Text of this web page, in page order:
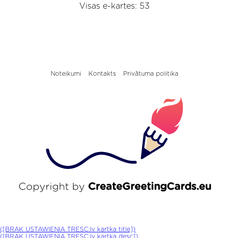
Visas e-kartes: 53
Noteikumi Kontakts Privātuma politika
Copyright by CreateGreetingCards.eu
([BRAK USTAWIENIA TRESC:lv kartka title])
([BRAK USTAWIENIA TRESC:lv kartka desc])